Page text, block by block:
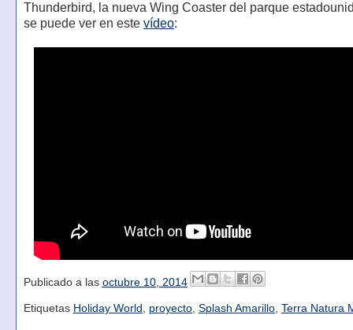
Thunderbird, la nueva Wing Coaster del parque
se puede ver en este vídeo:
Publicado a las octubre 10, 2014
Etiquetas Holiday World , proyecto, Splash Amarillo, Terra Natura